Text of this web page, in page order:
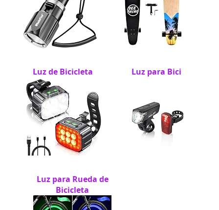
Luz de Bicicleta Luz para Bici
Luz para Rueda de
Bicicleta